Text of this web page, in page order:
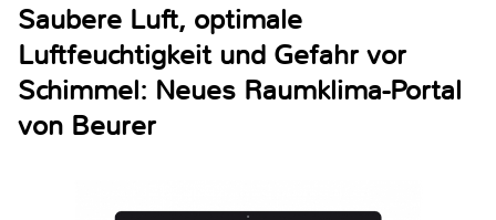
Saubere Luft, optimale
Luftfeuchtigkeit und Gefahr vor
Schimmel: Neues Raumklima-Portal
von Beurer